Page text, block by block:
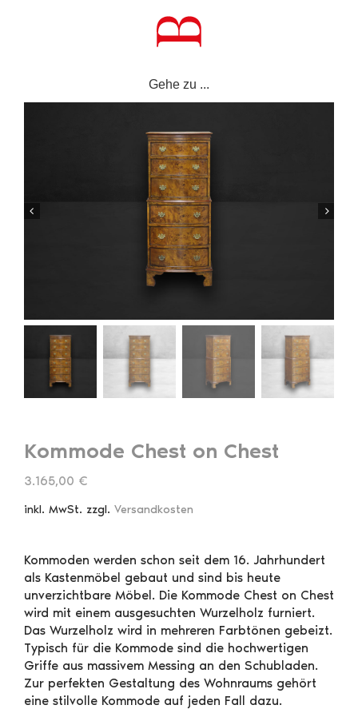
Gehe zu ...
Kommode Chest on Chest
3.165,00 €
inkl. MwSt. zzgl. Versandkosten
Kommoden werden schon seit dem 16. Jahrhundert
als Kastenmöbel gebaut und sind bis heute
unverzichtbare Möbel. Die Kommode Chest on Chest
wird mit einem ausgesuchten Wurzelholz furniert.
Das Wurzelholz wird in mehreren Farbtönen gebeizt.
Typisch für die Kommode sind die hochwertigen
Griffe aus massivem Messing an den Schubladen.
Zur perfekten Gestaltung des Wohnraums gehört
eine stilvolle Kommode auf jeden Fall dazu.